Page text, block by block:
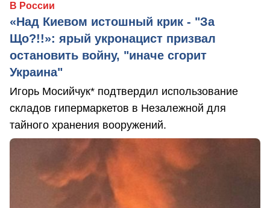
В России
«Над Киевом истошный крик - "За
Що?!!»: ярый укронацист призвал
остановить войну, "иначе сгорит
Украина"
Игорь Мосийчук* подтвердил использование
складов гипермаркетов в Незалежной для
тайного хранения вооружений.